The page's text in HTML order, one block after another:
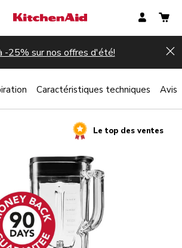
-25% sur nos offres d'été!
Le top des ventes
Caractéristiques techniques Avis